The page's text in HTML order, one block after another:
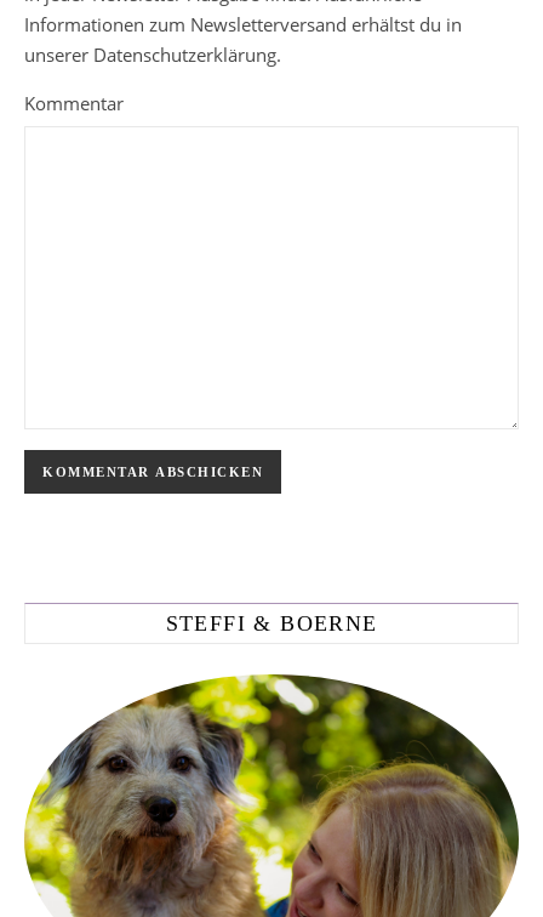
Informationen zum Newsletterversand erhältst du in
unserer Datenschutzerklärung.
Kommentar
STEFFI & BOERNE